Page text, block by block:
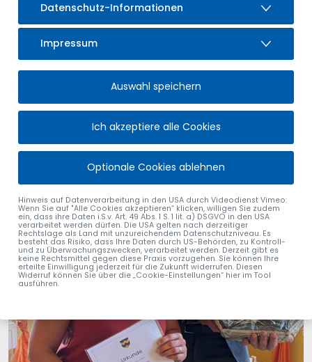
Wir wünschen Frau Günther weiterhin viel Freude bei der
Arbeit und für die Zukunft alles Gute.
Datenschutz-Informationen
Impressum
Auswahl speichern
Ich akzeptiere alle Cookies
Optionale Cookies ablehnen
Hinweis auf Datenverarbeitung in den USA durch Videodienst Vimeo:
Wenn Sie auf "Alle Cookies akzeptieren“ klicken, willigen Sie zudem
ein, dass ihre Daten i.S.v. Art. 49 Abs. 1 S. 1 lit. a) DSGVO in den USA
verarbeitet werden dürfen. Die USA gelten nach derzeitiger
Rechtslage als Land mit unzureichendem Datenschutzniveau. Es
besteht das Risiko, dass Ihre Daten durch US-Behörden, zu Kontroll-
und zu Überwachungszwecken, verarbeitet werden. Derzeit gibt es
keine Rechtsmittel gegen diese Praxis vorzugehen. Sie können Ihre
erteilte Einwilligung jederzeit für die Zukunft widerrufen. Diesen
Widerruf können Sie über die „Cookie-Einstellungen“ hier im Tool
ausführen.